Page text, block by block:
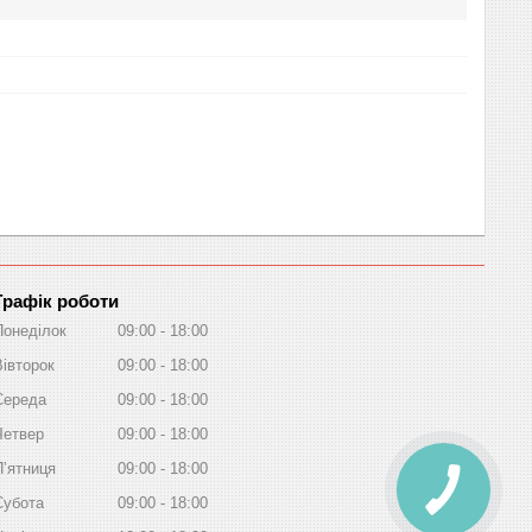
роботи
09:00
18:00
09:00
18:00
09:00
18:00
09:00
18:00
09:00
18:00
09:00
18:00